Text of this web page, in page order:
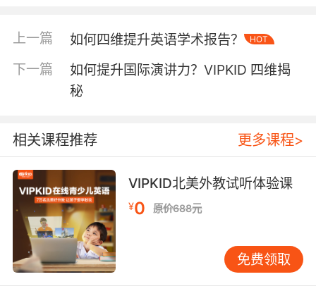
频词重复达7次，符合儿童记忆规律。建议设
配合剧情问答："What did Peppa find in the
garden?"。数据显示，坚持每日20分钟动画输入
二、听力素材的科学选择
年龄适配性是选材首要标准。3-5岁宜以韵律童
谣为主，如《Twinkle Twinkle》歌词重复率达
65%，符合幼儿认知特点；6-8岁可增加
《Magic Tree House」音频章节书，词汇量控制
在1200以内。VIPKID智能测评系统显示，当文本
覆盖率达到95%时，儿童听力理解效率提升
42%。
上一篇 如何四维提升英语学术报告？ HOT
下一篇
如何提升国际演讲力？VIPKID 四维揭
秘
相关课程推荐 更多课程>
VIPKID北美外教试听体验课
¥0 原价688元
免费领取